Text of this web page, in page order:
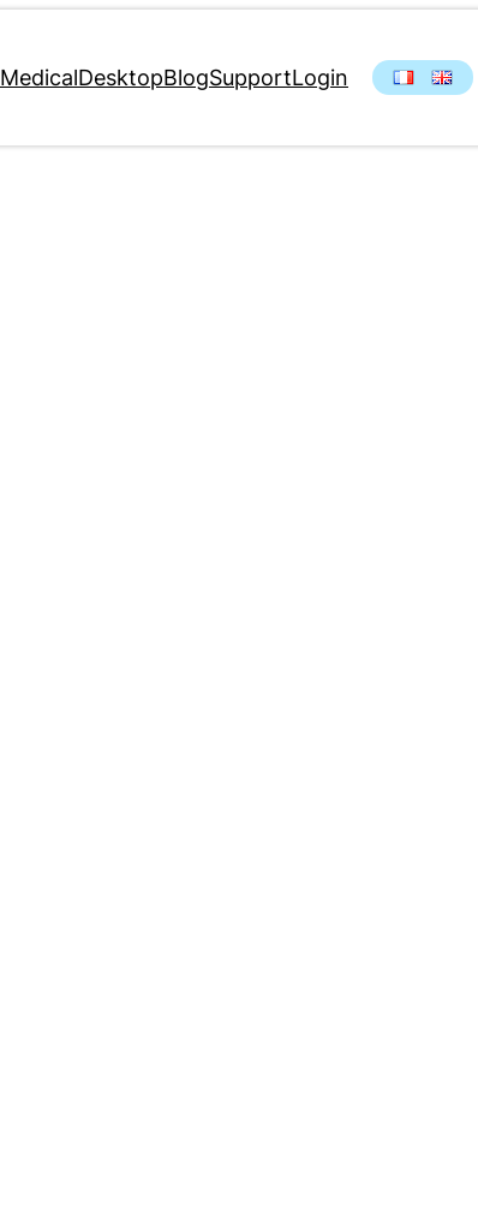
MedicalDesktopBlogSupportLogin